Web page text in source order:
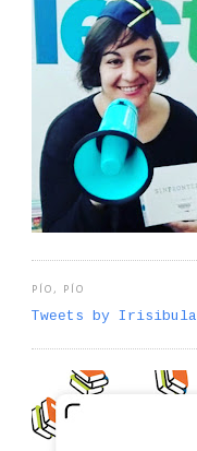
PÍO, PÍO
Tweets by Irisibula